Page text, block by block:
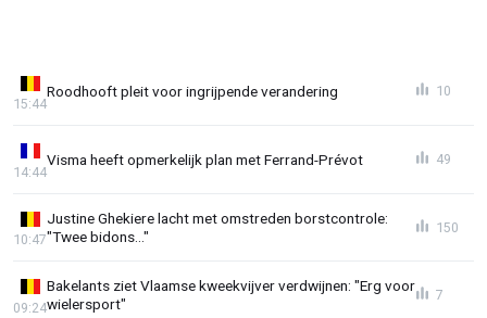
Roodhooft pleit voor ingrijpende verandering
15:44
10
Visma heeft opmerkelijk plan met Ferrand-Prévot
14:44
49
Justine Ghekiere lacht met omstreden borstcontrole:
"Twee bidons..."
10:47
150
Bakelants ziet Vlaamse kweekvijver verdwijnen: "Erg voor
wielersport"
09:24
7